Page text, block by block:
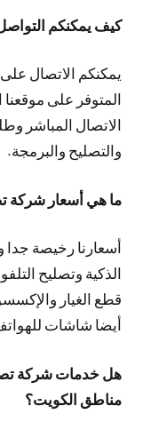
كيف يمكنكم
يمكنكم الاتصال
المتوفر على
الاتصال المباشر
والتصليح والبرمجة.
ما هي أسعار شركة
أسعارنا رخيصة جدا
الذكية وتصليح
قطع الغيار
أيضا شاشات
هل خدمات شركة
مناطق الكويت؟